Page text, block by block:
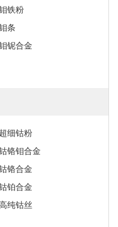
铁粉
条
铌合金
细钴粉
铬钼合金
铬合金
铂合金
纯钴丝